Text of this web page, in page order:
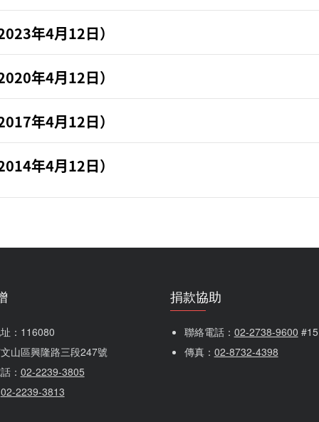
四屆董事
四屆董事
年4月12日）
年4月12日）
年4月12日）
年4月12日）
：116080
山區興隆路三段247號
： 02-2239-3805
02-2239-3813
捐款協助
聯絡電話： 02-2738-9600
傳真： 02-8732-4398